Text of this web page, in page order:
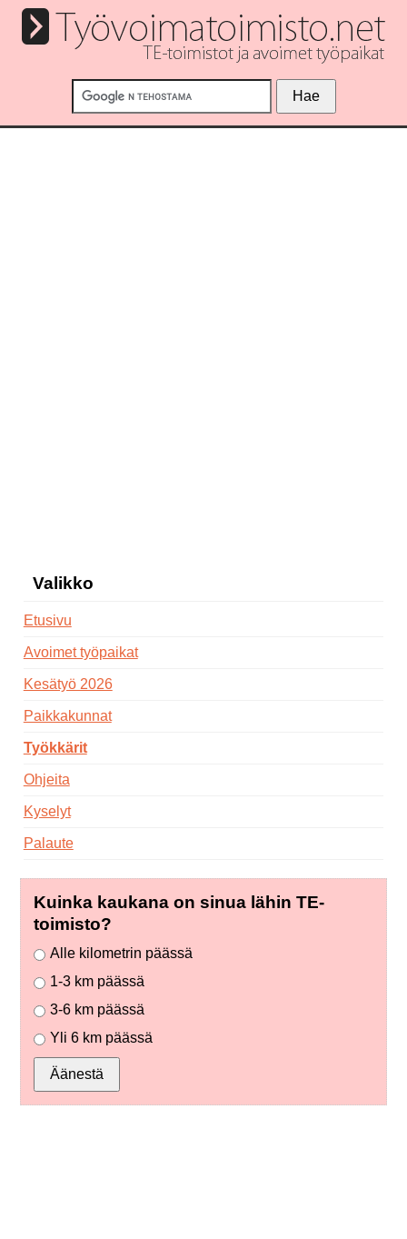
Valikko
Etusivu
Avoimet työpaikat
Kesätyö 2026
Paikkakunnat
Työkkärit
Ohjeita
Kyselyt
Palaute
Kuinka kaukana on sinua lähin TE-
toimisto?
Alle kilometrin päässä
1-3 km päässä
3-6 km päässä
Yli 6 km päässä
Äänestä